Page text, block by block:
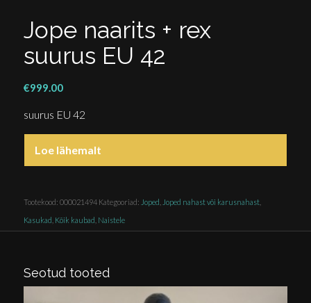
Jope naarits + rex
suurus EU 42
€999.00
suurus EU 42
Loe lähemalt
Tootekood: 000021494 Kategooriad: Joped Joped nahast või karusnahast,
Kasukad Kõik kaubad Naistele
Seotud tooted